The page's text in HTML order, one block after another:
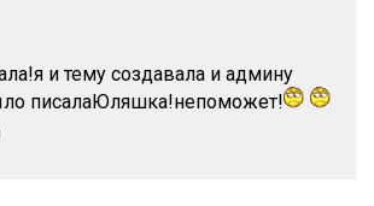
и тему создавала и админу
писалаЮляшка!непоможет!